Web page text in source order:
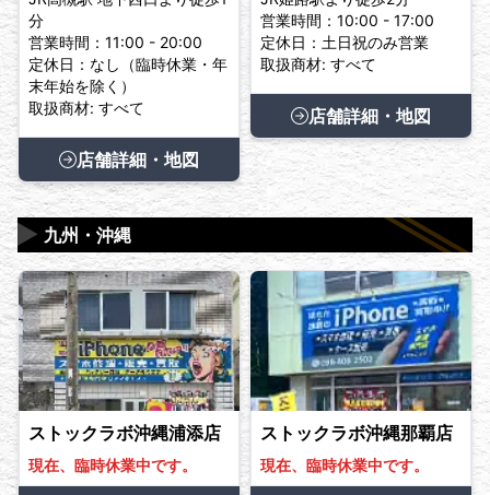
分
営業時間：11:00 - 20:00
定休日：なし（臨時休業・年
末年始を除く）
取扱商材: すべて
店舗詳細・地図
営業時間：10:00 - 17:00
定休日：土日祝のみ営業
取扱商材: すべて
店舗詳細・地図
九州・沖縄
▶
ストックラボ沖縄浦添店
現在、臨時休業中です。
ストックラボ沖縄那覇店
現在、臨時休業中です。